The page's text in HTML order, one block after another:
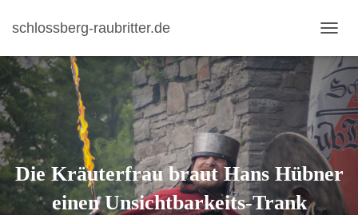
schlossberg-raubritter.de
A
V
I
A
T
I
O
Die Kräuterfrau braut Hans Hübner
einen Unsichtbarkeits-Trank